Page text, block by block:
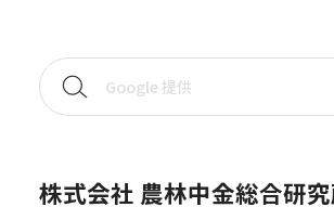
株式会社 農林中金総合研